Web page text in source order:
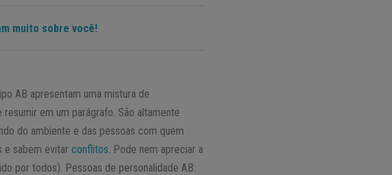
muito sobre você!
AB apresentam uma mistura de
em um parágrafo. São altamente
do ambiente e das pessoas com quem
e sabem evitarconflitos. Pode nem apreciar a
por todos). Pessoas de personalidade AB: